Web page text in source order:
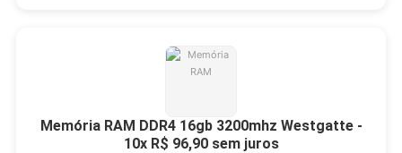
Memória RAM DDR4 16gb 3200mhz Westgatte -
10x R$ 96,90 sem juros